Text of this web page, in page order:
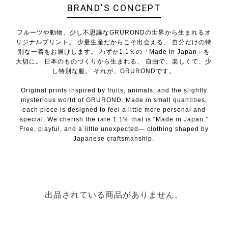
BRAND'S CONCEPT
フルーツや動物、少し不思議なGRURONDの世界から生まれるオ
リジナルプリント。 少量生産だからこそ出会える、 自分だけの特
別な一着をお届けします。 わずか1.1％の「Made in Japan」を
大切に。 日本のものづくりから生まれる、 自由で、楽しくて、少
し特別な服。 それが、GRURONDです。
Original prints inspired by fruits, animals, and the slightly
mysterious world of GRUROND. Made in small quantities,
each piece is designed to feel a little more personal and
special. We cherish the rare 1.1% that is “Made in Japan.”
Free, playful, and a little unexpected— clothing shaped by
Japanese craftsmanship.
出品されている商品がありません。